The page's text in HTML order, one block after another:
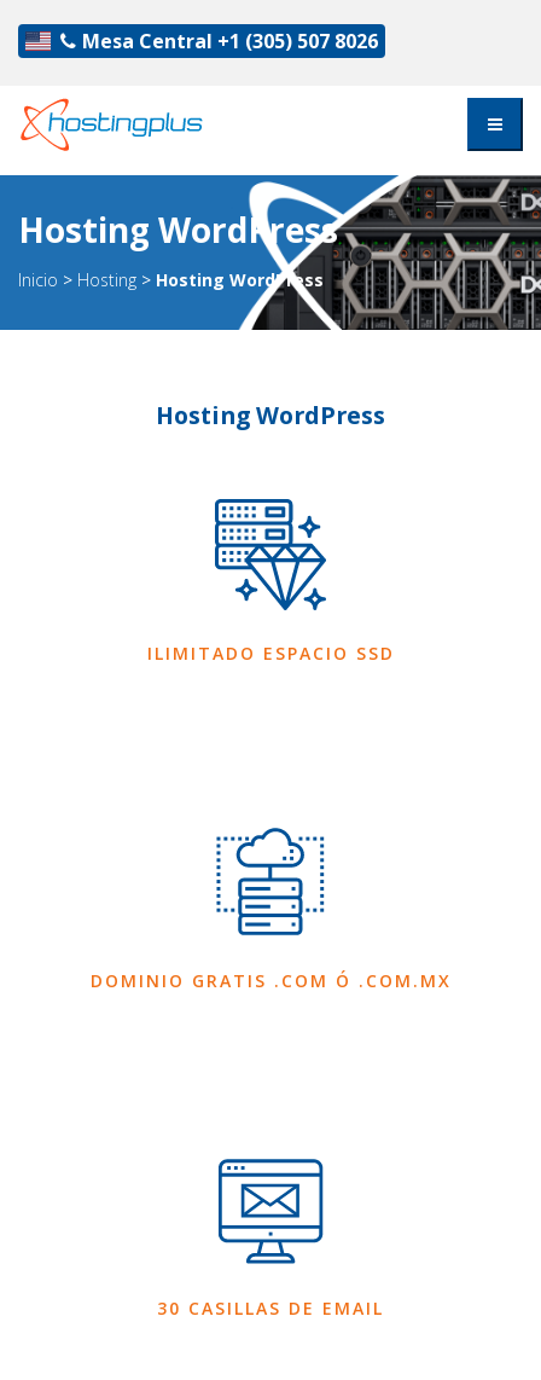
Mesa Central +1 (305) 507 8026
Hosting WordPress
Inicio > Hosting > Hosting WordPress
Hosting WordPress
ILIMITADO ESPACIO SSD
DOMINIO GRATIS .COM Ó .COM.MX
30 CASILLAS DE EMAIL